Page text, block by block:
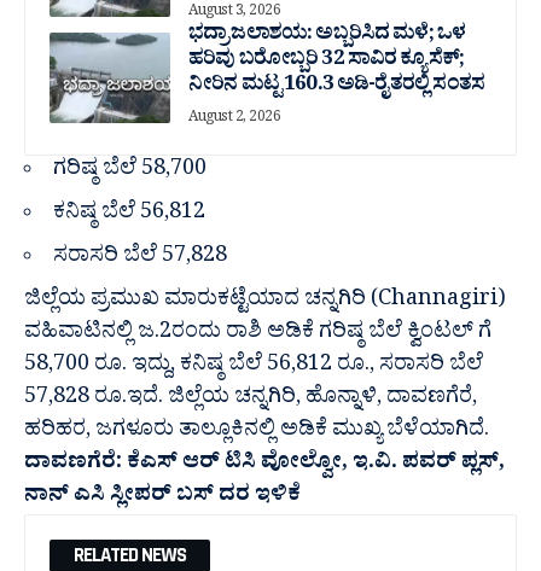
August 3, 2026
ಭದ್ರಾ ಜಲಾಶಯ: ಅಬ್ಬರಿಸಿದ ಮಳೆ; ಒಳ
ಹರಿವು ಬರೋಬ್ಬರಿ 32 ಸಾವಿರ‌ ಕ್ಯೂಸೆಕ್;
ನೀರಿನ ಮಟ್ಟ 160.3 ಅಡಿ-ರೈತರಲ್ಲಿ ಸಂತಸ
August 2, 2026
ಗರಿಷ್ಠ ಬೆಲೆ 58,700
ಕನಿಷ್ಠ ಬೆಲೆ 56,812
ಸರಾಸರಿ ಬೆಲೆ 57,828
ಜಿಲ್ಲೆಯ ಪ್ರಮುಖ ಮಾರುಕಟ್ಟೆಯಾದ ಚನ್ನಗಿರಿ (Channagiri)
ವಹಿವಾಟಿನಲ್ಲಿ‌ ಜ.2ರಂದು ರಾಶಿ ಅಡಿಕೆ ಗರಿಷ್ಠ‌ ಬೆಲೆ ಕ್ವಿಂಟಲ್ ಗೆ
58,700 ರೂ. ಇದ್ದು, ಕನಿಷ್ಠ ಬೆಲೆ 56,812 ರೂ., ಸರಾಸರಿ ಬೆಲೆ
57,828 ರೂ.‌ಇದೆ. ಜಿಲ್ಲೆಯ ಚನ್ನಗಿರಿ, ಹೊನ್ನಾಳಿ, ದಾವಣಗೆರೆ,
ಹರಿಹರ, ಜಗಳೂರು ತಾಲ್ಲೂಕಿನಲ್ಲಿ ಅಡಿಕೆ ಮುಖ್ಯ ಬೆಳೆಯಾಗಿದೆ.
ದಾವಣಗೆರೆ: ಕೆಎಸ್ ಆರ್ ಟಿಸಿ ವೋಲ್ವೋ, ಇ.ವಿ. ಪವರ್ ಪ್ಲಸ್,
ನಾನ್ ಎಸಿ ಸ್ಲೀಪರ್ ಬಸ್ ದರ ಇಳಿಕೆ
RELATED NEWS